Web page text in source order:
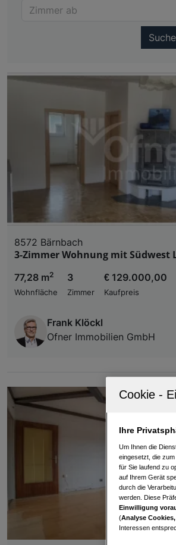
8572 Bärnbach
3-Zimmer Wohnung mit Südwest
77,28 m2
Wohnfläche
3
Zimmer
€ 129.000,00
Kaufpreis
Frank Klöckl
Ofner Immobilien GmbH
Ihre
Um Ihnen die
eingesetzt, die
für Sie laufend zu
auf Ihrem Gerät
durch die
werden. Diese
Einwilligung
(Analyse
Interessen